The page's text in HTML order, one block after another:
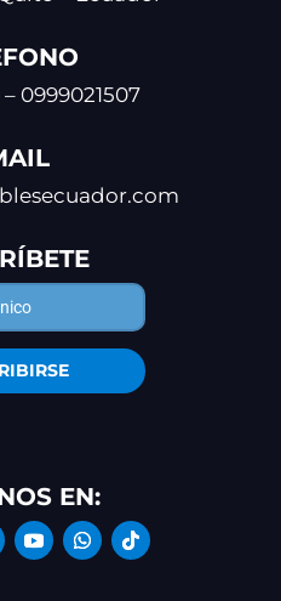
– 0999021507
EN: